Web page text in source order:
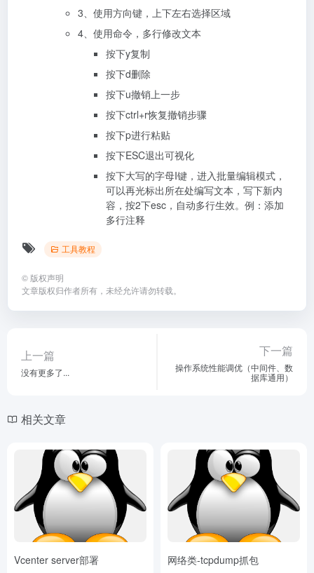
3、使用方向键，上下左右选择区域
4、使用命令，多行修改文本
按下y复制
按下d删除
按下u撤销上一步
按下ctrl+r恢复撤销步骤
按下p进行粘贴
按下ESC退出可视化
按下大写的字母I键，进入批量编辑模式，
可以再光标出所在处编写文本，写下新内
容，按2下esc，自动多行生效。例：添加
多行注释
工具教程
© 版权声明
文章版权归作者所有，未经允许请勿转载。
上一篇
没有更多了...
下一篇
操作系统性能调优（中间件、数
据库通用）
相关文章
Vcenter server部署 网络类-tcpdump抓包